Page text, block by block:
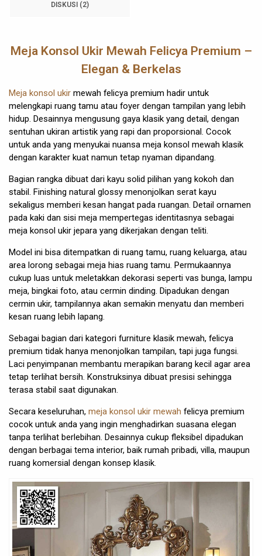
DISKUSI (2)
Meja Konsol Ukir Mewah Felicya Premium –
Elegan & Berkelas
Meja konsol ukir mewah felicya premium hadir untuk
melengkapi ruang tamu atau foyer dengan tampilan yang lebih
hidup. Desainnya mengusung gaya klasik yang detail, dengan
sentuhan ukiran artistik yang rapi dan proporsional. Cocok
untuk anda yang menyukai nuansa meja konsol mewah klasik
dengan karakter kuat namun tetap nyaman dipandang.
Bagian rangka dibuat dari kayu solid pilihan yang kokoh dan
stabil. Finishing natural glossy menonjolkan serat kayu
sekaligus memberi kesan hangat pada ruangan. Detail ornamen
pada kaki dan sisi meja mempertegas identitasnya sebagai
meja konsol ukir jepara yang dikerjakan dengan teliti.
Model ini bisa ditempatkan di ruang tamu, ruang keluarga, atau
area lorong sebagai meja hias ruang tamu. Permukaannya
cukup luas untuk meletakkan dekorasi seperti vas bunga, lampu
meja, bingkai foto, atau cermin dinding. Dipadukan dengan
cermin ukir, tampilannya akan semakin menyatu dan memberi
kesan ruang lebih lapang.
Sebagai bagian dari kategori furniture klasik mewah, felicya
premium tidak hanya menonjolkan tampilan, tapi juga fungsi.
Laci penyimpanan membantu merapikan barang kecil agar area
tetap terlihat bersih. Konstruksinya dibuat presisi sehingga
terasa stabil saat digunakan.
Secara keseluruhan, meja konsol ukir mewah felicya premium
cocok untuk anda yang ingin menghadirkan suasana elegan
tanpa terlihat berlebihan. Desainnya cukup fleksibel dipadukan
dengan berbagai tema interior, baik rumah pribadi, villa, maupun
ruang komersial dengan konsep klasik.